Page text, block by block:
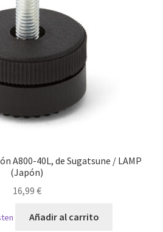
A800-40L, de Sugatsune / LAMP
(Japón)
16,99 €
Añadir al carrito